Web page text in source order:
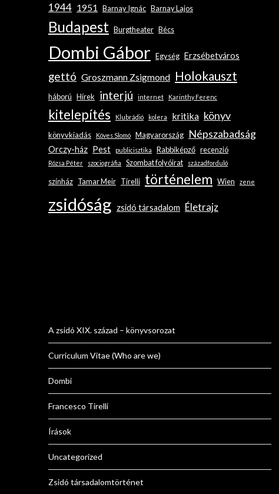
1944 1951 Barnay Ignác Barnay Lajos
Budapest Burgtheater Bécs
Dombi Gábor Egység Erzsébetváros
gettó Groszmann Zsigmond Holokauszt
háború Hírek interjú internet Karinthy Ferenc
kitelepítés Klubrádió kolera kritika könyv
könyvkiadás Köves Slomó Magyarország Népszabadság
Orczy-ház Pest publicisztika Rabbiképző recenzió
Rózsa Péter szociográfia Szombat folyóirat századforduló
színház Tamar Meir Tirelli történelem Wien zene
zsidóság zsidó társadalom Életrajz
A zsidó XIX. század – könyvsorozat
Curriculum Vitae (Who are we)
Dombi
Francesco Tirelli
Írások
Uncategorized
Zsidó társadalomtörténet